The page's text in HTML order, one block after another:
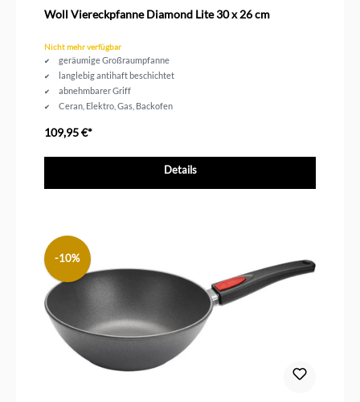
Woll Viereckpfanne Diamond Lite 30 x 26 cm
Nicht mehr verfügbar
geräumige Großraumpfanne
langlebig antihaft beschichtet
abnehmbarer Griff
Ceran, Elektro, Gas, Backofen
109,95 €*
Details
-10%